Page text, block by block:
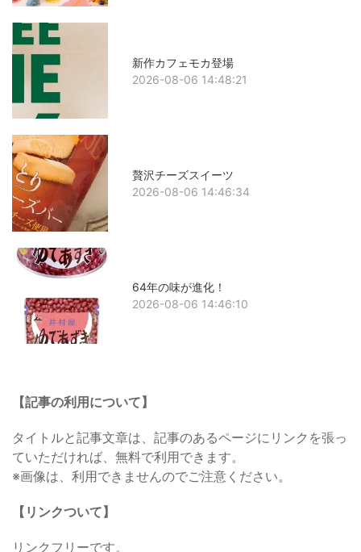
新作カフェモカ登場
2026-08-06 14:48:21
贅沢チーズスイーツ
2026-08-06 14:46:34
64年の味が進化！
2026-08-06 14:46:10
【記事の利用について】
タイトルと記事文章は、記事のあるページにリンクを張っ
ていただければ、無料で利用できます。
※画像は、利用できませんのでご注意ください。
【リンクついて】
リンクフリーです。